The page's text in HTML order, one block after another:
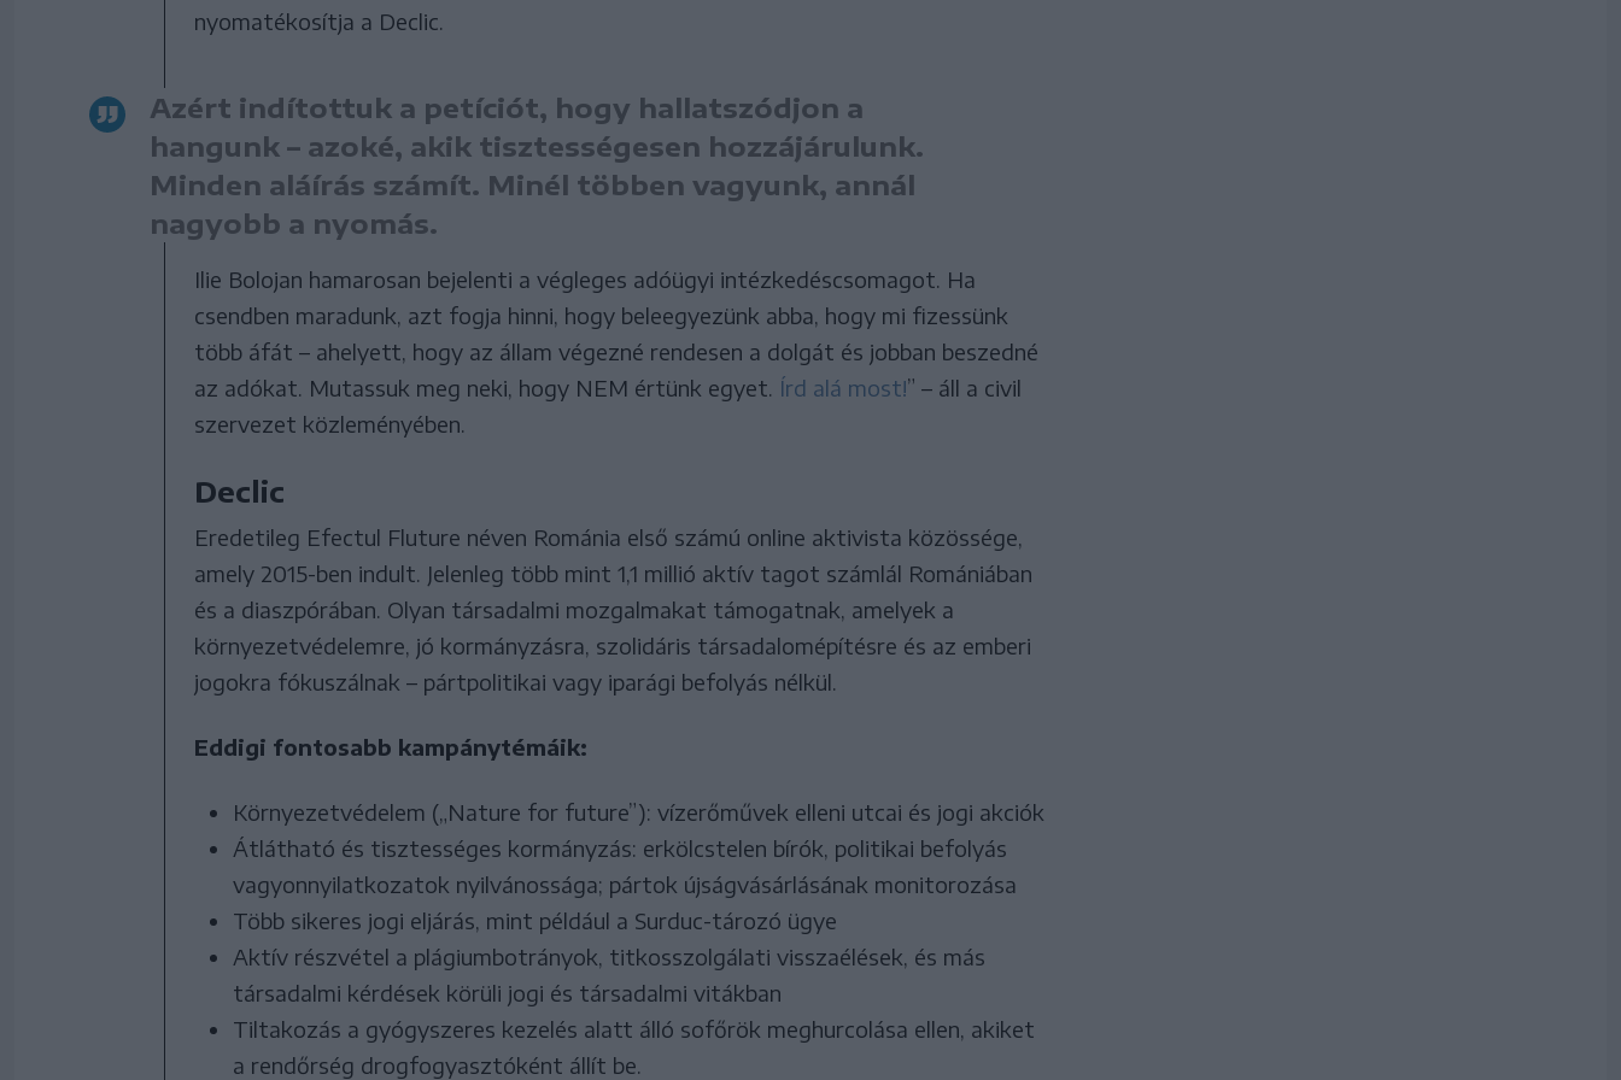
nyomatékosítja a Declic.
Azért indítottuk a petíciót, hogy hallatszódjon a
hangunk – azoké, akik tisztességesen hozzájárulunk.
Minden aláírás számít. Minél többen vagyunk, annál
nagyobb a nyomás.
Ilie Bolojan hamarosan bejelenti a végleges adóügyi intézkedéscsomagot. Ha
csendben maradunk, azt fogja hinni, hogy beleegyezünk abba, hogy mi fizessünk
több áfát – ahelyett, hogy az állam végezné rendesen a dolgát és jobban beszedné
az adókat. Mutassuk meg neki, hogy NEM értünk egyet. Írd alá most!” – áll a civil
szervezet közleményében.
Declic
Eredetileg Efectul Fluture néven Románia első számú online aktivista közössége,
amely 2015-ben indult. Jelenleg több mint 1,1 millió aktív tagot számlál Romániában
és a diaszpórában. Olyan társadalmi mozgalmakat támogatnak, amelyek a
környezetvédelemre, jó kormányzásra, szolidáris társadalomépítésre és az emberi
jogokra fókuszálnak – pártpolitikai vagy iparági befolyás nélkül.
Eddigi fontosabb kampánytémáik:
Környezetvédelem („Nature for future”): vízerőművek elleni utcai és jogi akciók
Átlátható és tisztességes kormányzás: erkölcstelen bírók, politikai befolyás
vagyonnyilatkozatok nyilvánossága; pártok újságvásárlásának monitorozása
Több sikeres jogi eljárás, mint például a Surduc-tározó ügye
Aktív részvétel a plágiumbotrányok, titkosszolgálati visszaélések, és más
társadalmi kérdések körüli jogi és társadalmi vitákban
Tiltakozás a gyógyszeres kezelés alatt álló sofőrök meghurcolása ellen, akiket
a rendőrség drogfogyasztóként állít be.